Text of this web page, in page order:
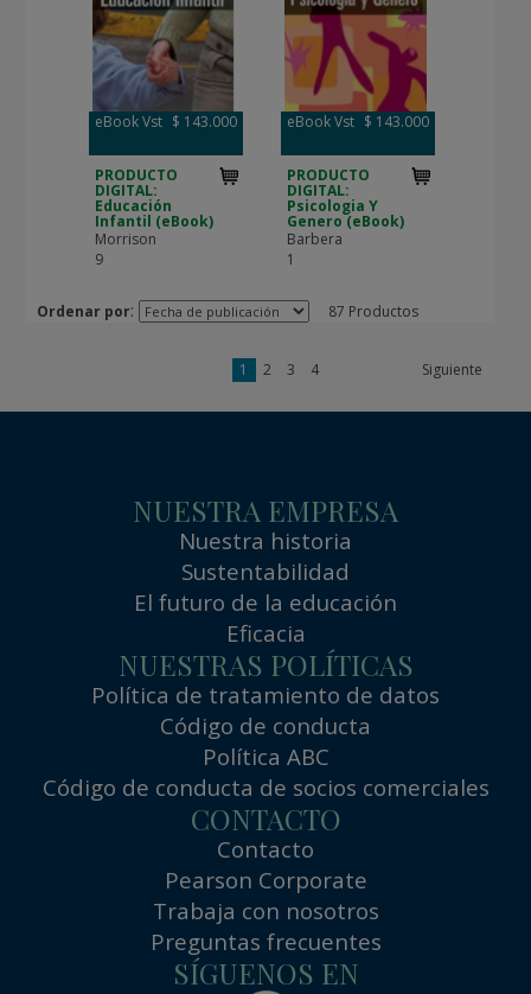
eBook Vst $ 143.000
PRODUCTO
DIGITAL:
Educación
Infantil (eBook)
Morrison
9
eBook Vst $ 143.000
PRODUCTO
DIGITAL:
Psicologia Y
Genero (eBook)
Barbera
1
Ordenar por: 87 Productos
1 2 3 4 Siguiente
NUESTRA EMPRESA
Nuestra historia
Sustentabilidad
El futuro de la educación
Eficacia
NUESTRAS POLÍTICAS
Política de tratamiento de datos
Código de conducta
Política ABC
Código de conducta de socios comerciales
CONTACTO
Contacto
Pearson Corporate
Trabaja con nosotros
Preguntas frecuentes
SÍGUENOS EN